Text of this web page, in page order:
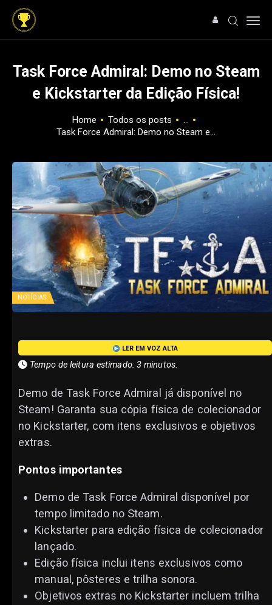
Task Force Admiral: Demo no Steam
e Kickstarter da Edição Física!
Home Todos os posts
...
Task Force Admiral: Demo no Steam e...
HOME
NOTÍCIAS
ARTIGOS
OFERTAS
SOBRE NÓS
NOTÍCIAS
LER EM VOZ ALTA
Tempo de leitura estimado: 3 minutos.
Demo de Task Force Admiral já disponível no
Steam! Garanta sua cópia física de colecionador
no Kickstarter, com itens exclusivos e objetivos
extras.
Pontos importantes
Demo de Task Force Admiral disponível por
tempo limitado no Steam.
Kickstarter para edição física de colecionador
lançado.
Edição física inclui itens exclusivos como
manual, pôsteres e trilha sonora.
Objetivos extras no Kickstarter incluem trilha